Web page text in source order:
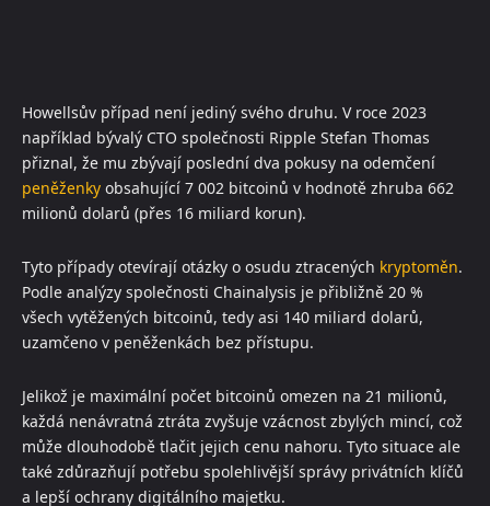
Howellsův případ není jediný svého druhu. V roce 2023
například bývalý CTO společnosti Ripple Stefan Thomas
přiznal, že mu zbývají poslední dva pokusy na odemčení
peněženky obsahující 7 002 bitcoinů v hodnotě zhruba 662
milionů dolarů (přes 16 miliard korun).
Tyto případy otevírají otázky o osudu ztracených kryptoměn.
Podle analýzy společnosti Chainalysis je přibližně 20 %
všech vytěžených bitcoinů, tedy asi 140 miliard dolarů,
uzamčeno v peněženkách bez přístupu.
Jelikož je maximální počet bitcoinů omezen na 21 milionů,
každá nenávratná ztráta zvyšuje vzácnost zbylých mincí, což
může dlouhodobě tlačit jejich cenu nahoru. Tyto situace ale
také zdůrazňují potřebu spolehlivější správy privátních klíčů
a lepší ochrany digitálního majetku.